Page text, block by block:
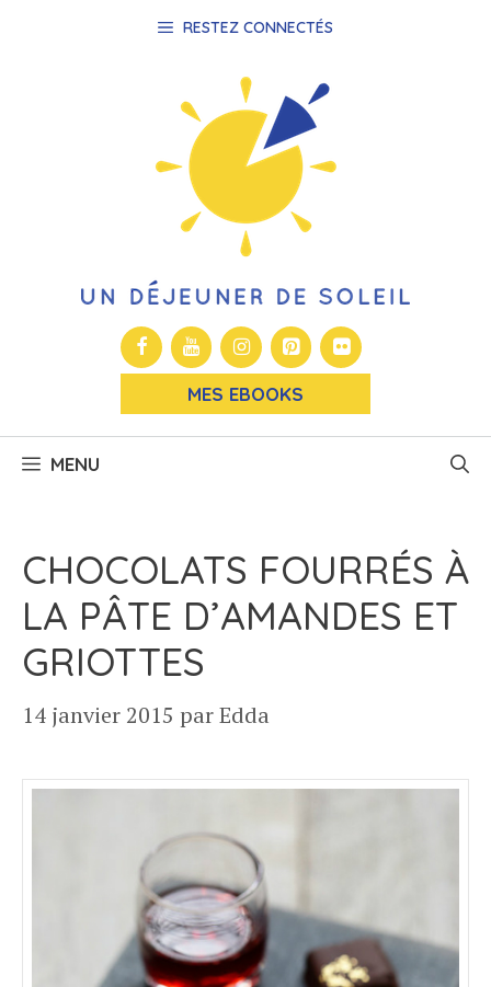
RESTEZ CONNECTÉS
MES EBOOKS
MENU
CHOCOLATS FOURRÉS À
LA PÂTE D’AMANDES ET
GRIOTTES
14 janvier 2015 parEdda